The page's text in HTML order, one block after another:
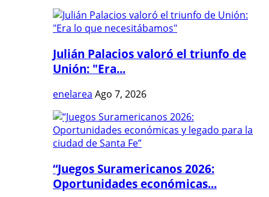
Julián Palacios valoró el triunfo de
Unión: "Era...
enelarea Ago 7, 2026
“Juegos Suramericanos 2026:
Oportunidades económicas...